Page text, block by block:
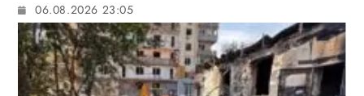
06.08.2026 23:05